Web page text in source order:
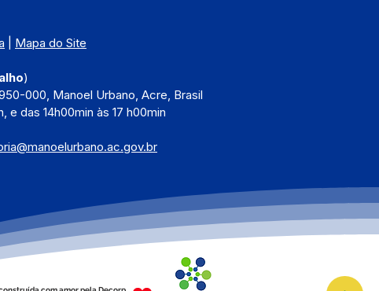
Mapa do Site
)
000, Manoel Urbano, Acre, Brasil
e das 14h00min às 17 h00min